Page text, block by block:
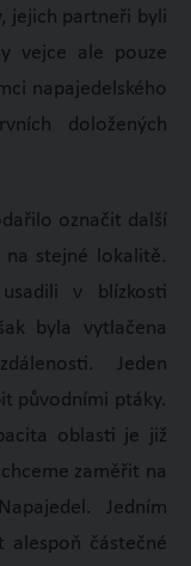
jejich partneři byli
vejce ale pouze
napajedelského
doložených
označit další
stejné lokalitě.
v blízkosti
byla vytlačena
Jeden
původními ptáky.
oblasti je již
zaměřit na
Jedním
částečné